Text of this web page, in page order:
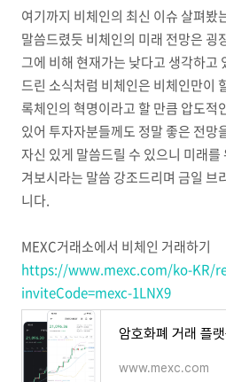
여기까지 비체인의 최신 이슈 살펴봤
말씀드렸듯 비체인의 미래 전망은 굉
그에 비해 현재가는 낮다고 생각하고
드린 소식처럼 비체인은 비체인만이
록체인의 혁명이라고 할 만큼 압도적
있어 투자자분들께도 정말 좋은 전망
자신 있게 말씀드릴 수 있으니 미래
겨보시라는 말씀 강조드리며 금일 브
니다.
MEXC거래소에서 비체인 거래하기
https://www.mexc.com/ko-KR/
inviteCode=mexc-1LNX9
www.mexc.com